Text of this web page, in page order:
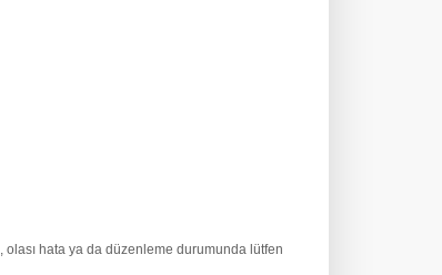
, olası hata ya da düzenleme durumunda lütfen